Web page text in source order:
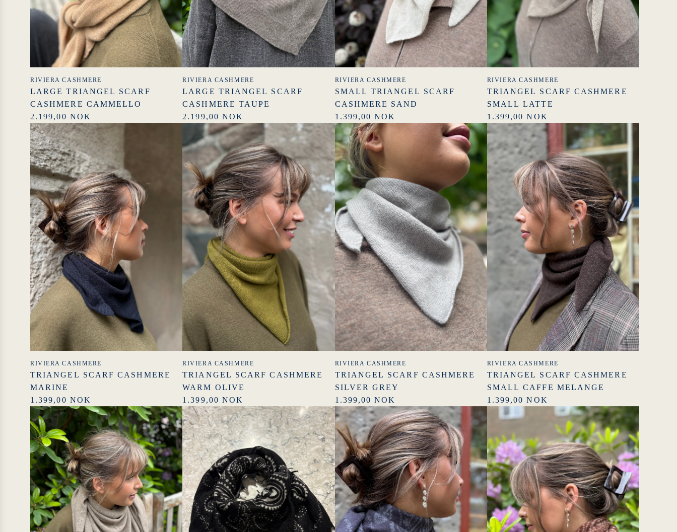
RIVIERA CASHMERE
LARGE TRIANGEL SCARF
CASHMERE CAMMELLO
2.199,00 NOK
RIVIERA CASHMERE
LARGE TRIANGEL SCARF
CASHMERE TAUPE
2.199,00 NOK
RIVIERA CASHMERE
SMALL TRIANGEL SCARF
CASHMERE SAND
1.399,00 NOK
RIVIERA CASHMERE
TRIANGEL SCARF CASHMERE
SMALL LATTE
1.399,00 NOK
RIVIERA CASHMERE
TRIANGEL SCARF CASHMERE
MARINE
1.399,00 NOK
RIVIERA CASHMERE
TRIANGEL SCARF CASHMERE
WARM OLIVE
1.399,00 NOK
RIVIERA CASHMERE
TRIANGEL SCARF CASHMERE
SILVER GREY
1.399,00 NOK
RIVIERA CASHMERE
TRIANGEL SCARF CASHMERE
SMALL CAFFE MELANGE
1.399,00 NOK